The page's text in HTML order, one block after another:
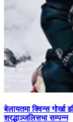
बेलायतमा क्विन्स गोर्खा
श्रद्धाञ्जलिसभा सम्पन्न